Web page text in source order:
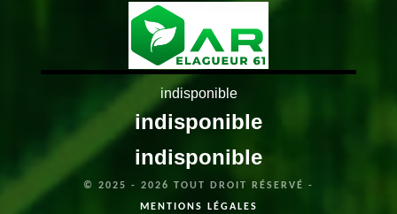
indisponible
indisponible
indisponible
© 2025 - 2026 TOUT DROIT RÉSERVÉ -
MENTIONS LÉGALES